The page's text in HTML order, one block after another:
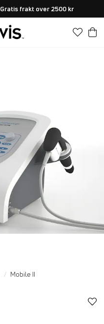
Gratis frakt over 2500 kr
Mobile II